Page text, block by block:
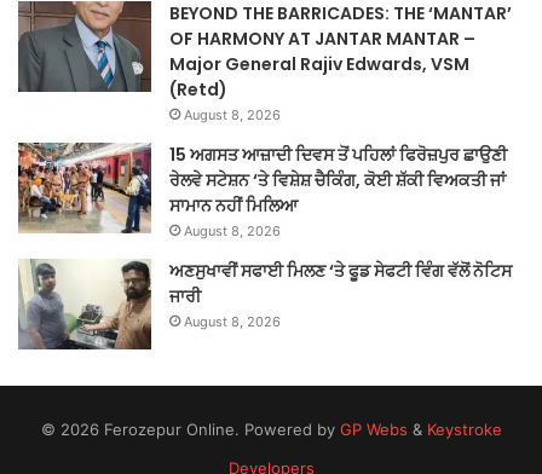
BEYOND THE BARRICADES: THE ‘MANTAR’
OF HARMONY AT JANTAR MANTAR –
Major General Rajiv Edwards, VSM
(Retd)
August 8, 2026
15 ਅਗਸਤ ਆਜ਼ਾਦੀ ਦਿਵਸ ਤੋਂ ਪਹਿਲਾਂ ਫਿਰੋਜ਼ਪੁਰ ਛਾਉਣੀ
ਰੇਲਵੇ ਸਟੇਸ਼ਨ ‘ਤੇ ਵਿਸ਼ੇਸ਼ ਚੈਕਿੰਗ, ਕੋਈ ਸ਼ੱਕੀ ਵਿਅਕਤੀ ਜਾਂ
ਸਾਮਾਨ ਨਹੀਂ ਮਿਲਿਆ
August 8, 2026
ਅਣਸੁਖਾਵੀਂ ਸਫਾਈ ਮਿਲਣ ‘ਤੇ ਫੂਡ ਸੇਫਟੀ ਵਿੰਗ ਵੱਲੋਂ ਨੋਟਿਸ
ਜਾਰੀ
August 8, 2026
© 2026 Ferozepur Online. Powered by GP Webs & Keystroke
Developers